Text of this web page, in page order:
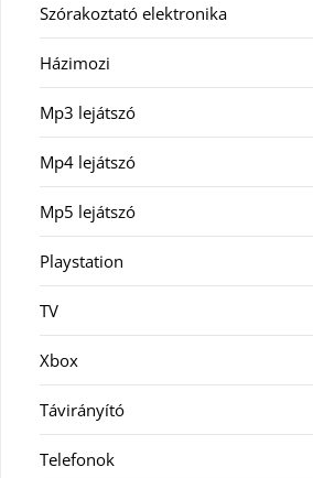
Szórakoztató elektronika
Házimozi
Mp3 lejátszó
Mp4 lejátszó
Mp5 lejátszó
Playstation
TV
Xbox
Távirányító
Telefonok